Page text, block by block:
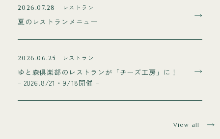
2026.07.28 レストラン
夏のレストランメニュー
2026.06.25 レストラン
ゆと森倶楽部のレストランが「チーズ工房」に！
– 2026.8/21・9/18開催 –
View all